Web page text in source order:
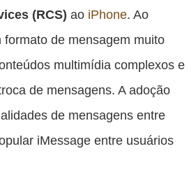
(RCS) ao iPhone. Ao
de mensagem muito
multimídia complexos e
de mensagens. A adoção
de mensagens entre
iMessage entre usuários